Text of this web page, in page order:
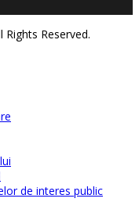
Reserved.
de interes public